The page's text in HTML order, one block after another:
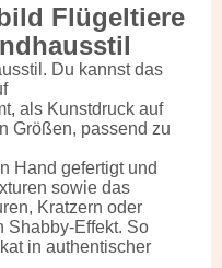
Flügeltiere
Du kannst das
als Kunstdruck auf
Größen, passend zu
Hand gefertigt und
sowie das
Kratzern oder
Shabby-Effekt. So
in authentischer